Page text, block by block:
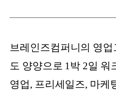
브레인즈컴퍼니의 영
도 양양으로 1박 2일 워
영업, 프리세일즈, 마케